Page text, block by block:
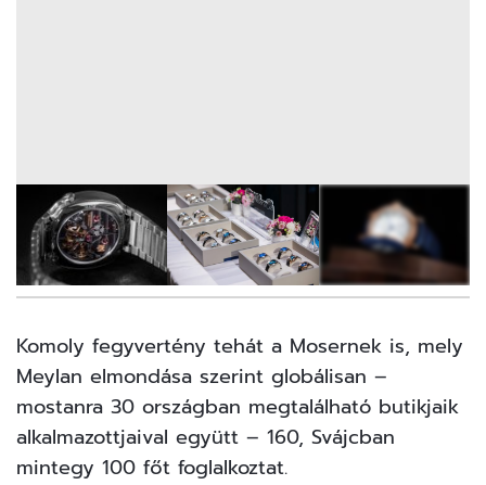
Komoly fegyvertény tehát a Mosernek is, mely
Meylan elmondása szerint globálisan –
mostanra 30 országban megtalálható butikjaik
alkalmazottjaival együtt – 160, Svájcban
mintegy 100 főt foglalkoztat.